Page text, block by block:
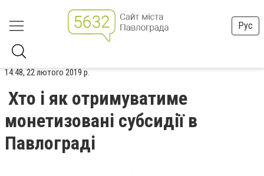
Рус
14:48, 22 лютого 2019 р.
Хто і як отримуватиме
монетизовані субсидії в
Павлограді